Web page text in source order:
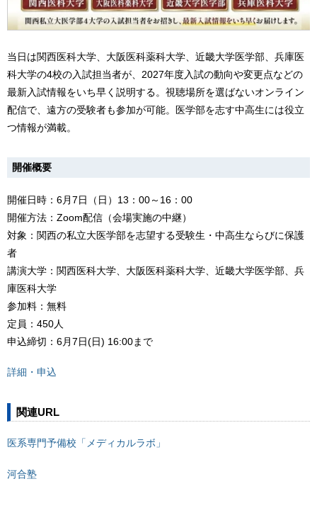
当日は関西医科大学、大阪医科薬科大学、近畿大学医学部、兵庫医
科大学の4校の入試担当者が、2027年度入試の動向や変更点などの
最新入試情報をいち早く説明する。視聴場所を選ばないオンライン
配信で、遠方の受験者も参加が可能。医学部を志す中高生には役立
つ情報が満載。
開催概要
開催日時：6月7日（日）13：00～16：00
開催方法：Zoom配信（会場実施の中継）
対象：関西の私立大医学部を志望する受験生・中高生ならびに保護
者
講演大学：関西医科大学、大阪医科薬科大学、近畿大学医学部、兵
庫医科大学
参加料：無料
定員：450人
申込締切：6月7日(日) 16:00まで
詳細・申込
関連URL
医系専門予備校「メディカルラボ」
河合塾